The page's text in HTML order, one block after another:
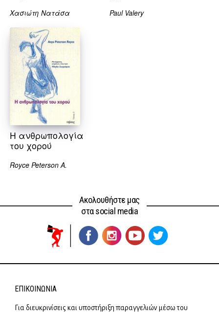
Χασιώτη Νατάσα Paul Valery
Η ανθρωπολογία
του χορού
Royce Peterson A.
Ακολουθήστε μας
στα social media
ΕΠΙΚΟΙΝΩΝΊΑ
Για διευκρινίσεις και υποστήριξη παραγγελιών μέσω του